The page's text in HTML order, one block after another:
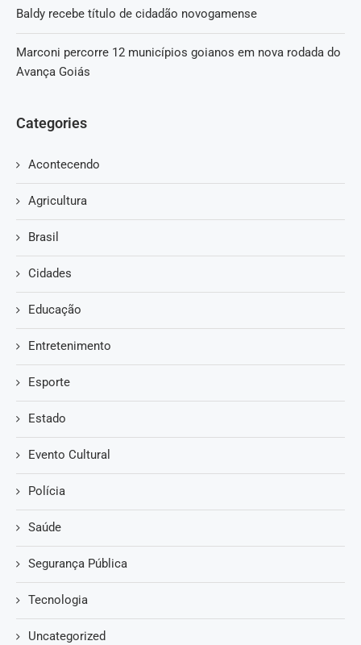
Baldy recebe título de cidadão novogamense
Marconi percorre 12 municípios goianos em nova rodada do
Avança Goiás
Categories
Acontecendo
Agricultura
Brasil
Cidades
Educação
Entretenimento
Esporte
Estado
Evento Cultural
Polícia
Saúde
Segurança Pública
Tecnologia
Uncategorized